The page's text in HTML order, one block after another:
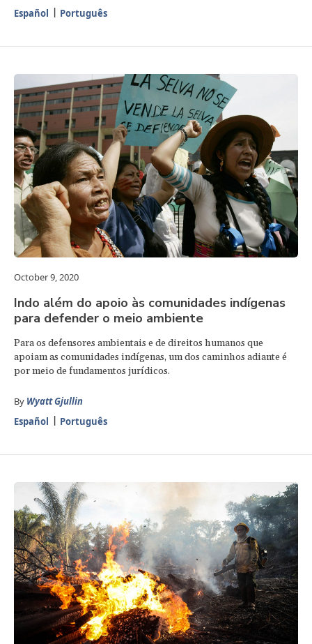
Español
Português
October 9, 2020
Indo além do apoio às comunidades indígenas
para defender o meio ambiente
Para os defensores ambientais e de direitos humanos que
apoiam as comunidades indígenas, um dos caminhos adiante é
por meio de fundamentos jurídicos.
By Wyatt Gjullin
Español
Português